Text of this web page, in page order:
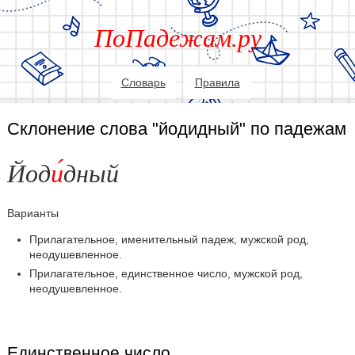
ПоПадежам.ру
Словарь Правила
Склонение слова "йодидный" по падежам
Йодидный
Варианты
Прилагательное, именительный падеж, мужской род,
неодушевленное.
Прилагательное, единственное число, мужской род,
неодушевленное.